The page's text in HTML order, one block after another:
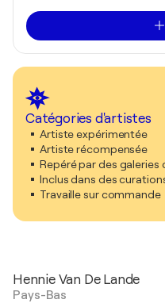
Catégories d'artistes
Artiste expérimentée
Artiste récompensée
Repéré par des galeries
Inclus dans des
Travaille sur commande
Hennie Van De Lande
Pays-Bas